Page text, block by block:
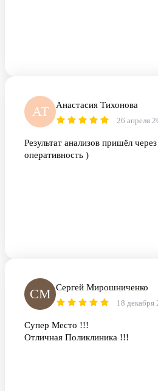
АТ Анастасия Тихонова
26 апреля
Результат анализов пришёл
оперативность )
СМ Сергей Мирошниченко
18 декабря
Супер Место !!!
Отличная Поликлиника !!!